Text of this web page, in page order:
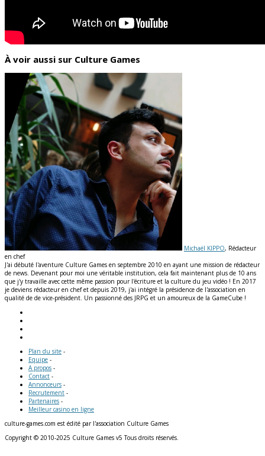
À voir aussi sur Culture Games
Michaël KIPPO, Rédacteur
en chef
J'ai débuté l'aventure Culture Games en septembre 2010 en ayant une mission de rédacteur
de news. Devenant pour moi une véritable institution, cela fait maintenant plus de 10 ans
que j'y travaille avec cette même passion pour l'écriture et la culture du jeu vidéo ! En 2017
je deviens rédacteur en chef et depuis 2019, j'ai intégré la présidence de l'association en
qualité de de vice-président. Un passionné des JRPG et un amoureux de la GameCube !
Plan du site -
Equipe -
A propos -
Contact -
Annonceurs -
Recrutement -
Partenaires -
Meilleur casino en ligne
culture-games.com est édité par l'association Culture Games
Copyright © 2010-2025 Culture Games v5 Tous droits réservés.